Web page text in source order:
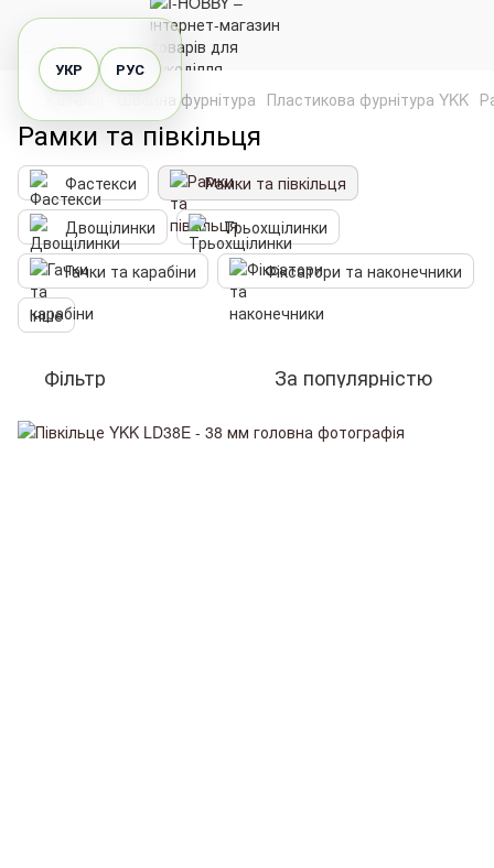
УКР РУС
Швейна фурнітура Пластикова фурнітура YKK
Рамки та півкільця
Фастекси
Рамки та півкільця
Двощілинки
Трьохщілинки
Гачки та карабіни
Фіксатори та наконечники
Інше
Фільтр За популярністю